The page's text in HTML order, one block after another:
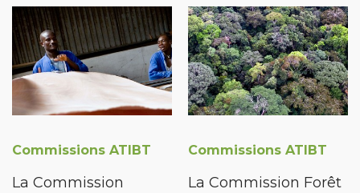
Commissions ATIBT
La Commission
Commissions ATIBT
La Commission Forêt